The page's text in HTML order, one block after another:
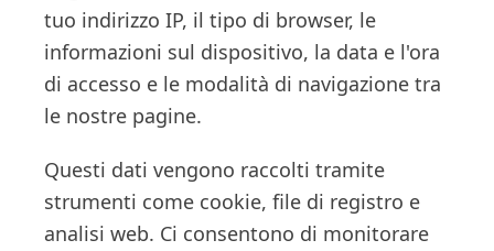
tuo indirizzo IP, il tipo di browser, le
informazioni sul dispositivo, la data e l'ora
di accesso e le modalità di navigazione tra
le nostre pagine.
Questi dati vengono raccolti tramite
strumenti come cookie, file di registro e
analisi web. Ci consentono di monitorare